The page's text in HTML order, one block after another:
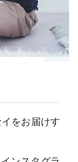
をお届けす